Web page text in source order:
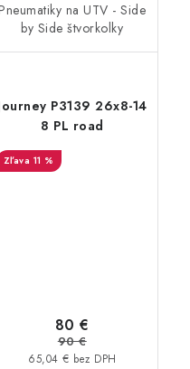
na UTV - Side
by Side štvorkolky
P3139 26x8-14
8 PL road
11 %
65,04 € bez DPH
80 €
90 €